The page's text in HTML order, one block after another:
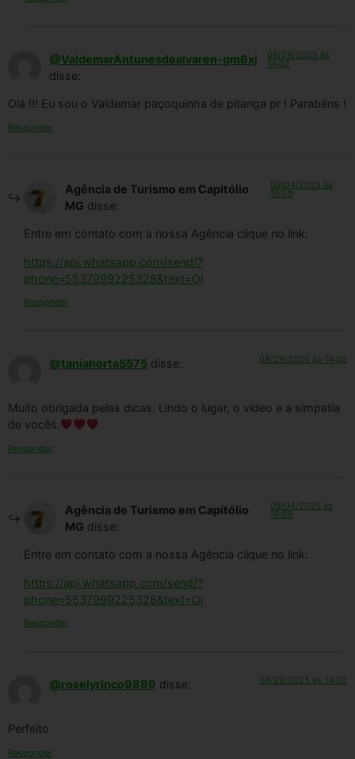
@ValdemarAntunesdealvaren-gm6xj
disse:
08/29/2025 às
14:02
Olá !!! Eu sou o Valdemar paçoquinha de pitanga pr ! Parabéns !
Responder
Agência de Turismo em Capitólio
MG disse:
09/04/2025 às
16:09
Entre em contato com a nossa Agência clique no link:
https://api.whatsapp.com/send/?
phone=5537999225328&text=Ol
Responder
@taniahorta5575 disse: 08/29/2025 às 14:02
Muito obrigada pelas dicas. Lindo o lugar, o vídeo e a simpatia
de vocês.
Responder
Agência de Turismo em Capitólio
MG disse:
09/04/2025 às
16:09
Entre em contato com a nossa Agência clique no link:
https://api.whatsapp.com/send/?
phone=5537999225328&text=Ol
Responder
@roselyrinco9899 disse: 08/29/2025 às 14:02
Perfeito
Responder